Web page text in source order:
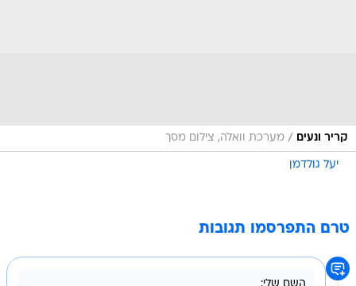
קריר ונעים / מערכת וואלה, צילום מסך
יעל גולדמן
טרם התפרסמו תגובות